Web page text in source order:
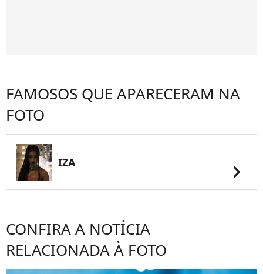
FAMOSOS QUE APARECERAM NA
FOTO
IZA chevron_right
CONFIRA A NOTÍCIA
RELACIONADA À FOTO